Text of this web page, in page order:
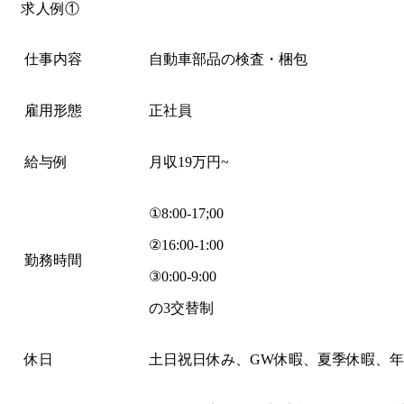
求人例①
仕事内容 自動車部品の検査・梱包
雇用形態 正社員
給与例 月収19万円~
勤務時間
①8:00-17;00
②16:00-1:00
③0:00-9:00
の3交替制
休日 土日祝日休み、GW休暇、夏季休暇、